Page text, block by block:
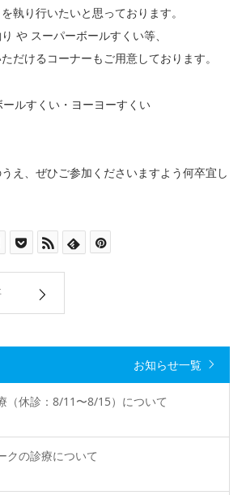
執り行いたいと思っております。
や スーパーボールすくい等、
だけるコーナーもご用意しております。
ルすくい・ヨーヨーすくい
え、ぜひご参加くださいますよう何卒宜し
お知らせ一覧
（休診：8/11〜8/15）について
クの診療について
874-7007